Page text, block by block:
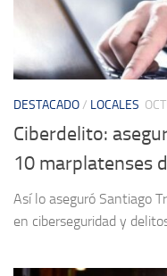
DESTACADO/ LOCALES
Ciberdelito:
10 marplatenses
Así lo aseguró Santiago
en ciberseguridad y